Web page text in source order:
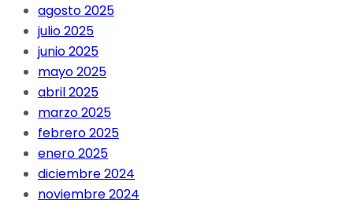
agosto 2025
julio 2025
junio 2025
mayo 2025
abril 2025
marzo 2025
febrero 2025
enero 2025
diciembre 2024
noviembre 2024